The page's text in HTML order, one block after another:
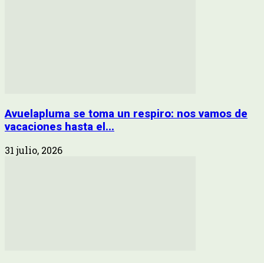
Avuelapluma se toma un respiro: nos vamos de
vacaciones hasta el...
31 julio, 2026